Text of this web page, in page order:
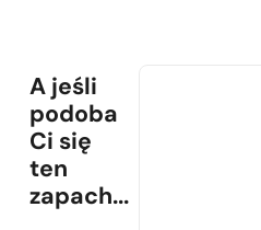
A jeśli
podoba
Ci się
ten
zapach...